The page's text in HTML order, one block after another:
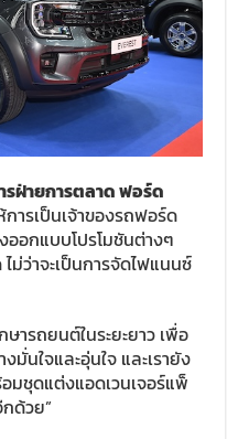
ฝ่ายการตลาด ฟอร์ด
การเป็นเจ้าของรถฟอร์ด
ออกแบบโปรโมชันต่างๆ
ม่ว่าจะเป็นการจัดไฟแนนซ์
ารถยนต์ในระยะยาว เพื่อ
มั่นใจและอุ่นใจ และเรายัง
มชุดแต่งแอดเวนเจอร์แพ็
ด้วย”